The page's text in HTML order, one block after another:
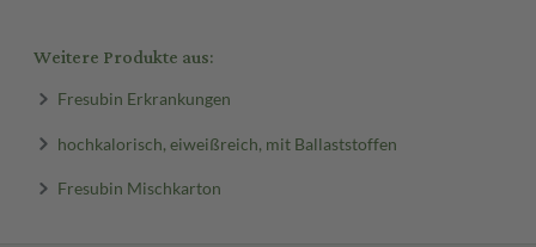
Weitere Produkte aus:
Fresubin Erkrankungen
hochkalorisch, eiweißreich, mit Ballaststoffen
Fresubin Mischkarton